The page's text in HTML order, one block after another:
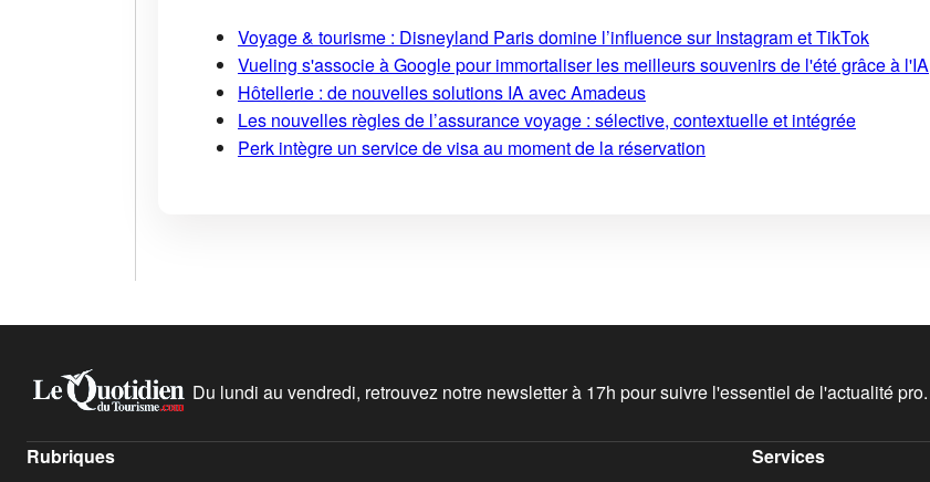
Voyage & tourisme : Disneyland Paris domine l’influence sur Instagram et TikTok
Vueling s'associe à Google pour immortaliser les meilleurs souvenirs de l'été grâce à l'IA
Hôtellerie : de nouvelles solutions IA avec Amadeus
Les nouvelles règles de l’assurance voyage : sélective, contextuelle et intégrée
Perk intègre un service de visa au moment de la réservation
Du lundi au vendredi, retrouvez notre newsletter à 17h pour suivre l'essentiel de l'actualité pro.
Rubriques Services